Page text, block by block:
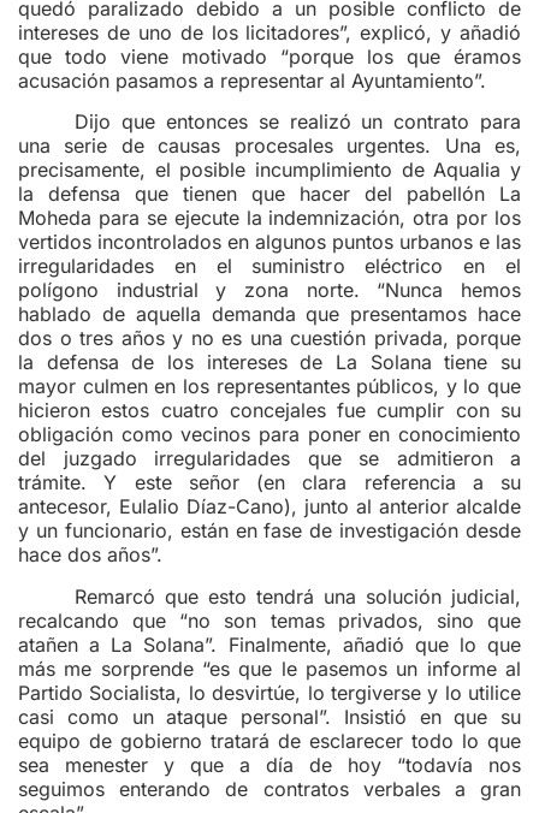
quedó paralizado debido a un posible conflicto de
intereses de uno de los licitadores”, explicó, y añadió
que todo viene motivado “porque los que éramos
acusación pasamos a representar al Ayuntamiento”.
Dijo que entonces se realizó un contrato para
una serie de causas procesales urgentes. Una es,
precisamente, el posible incumplimiento de Aqualia y
la defensa que tienen que hacer del pabellón La
Moheda para se ejecute la indemnización, otra por los
vertidos incontrolados en algunos puntos urbanos e las
irregularidades en el suministro eléctrico en el
polígono industrial y zona norte. “Nunca hemos
hablado de aquella demanda que presentamos hace
dos o tres años y no es una cuestión privada, porque
la defensa de los intereses de La Solana tiene su
mayor culmen en los representantes públicos, y lo que
hicieron estos cuatro concejales fue cumplir con su
obligación como vecinos para poner en conocimiento
del juzgado irregularidades que se admitieron a
trámite. Y este señor (en clara referencia a su
antecesor, Eulalio Díaz-Cano), junto al anterior alcalde
y un funcionario, están en fase de investigación desde
hace dos años”.
Remarcó que esto tendrá una solución judicial,
recalcando que “no son temas privados, sino que
atañen a La Solana”. Finalmente, añadió que lo que
más me sorprende “es que le pasemos un informe al
Partido Socialista, lo desvirtúe, lo tergiverse y lo utilice
casi como un ataque personal”. Insistió en que su
equipo de gobierno tratará de esclarecer todo lo que
sea menester y que a día de hoy “todavía nos
seguimos enterando de contratos verbales a gran